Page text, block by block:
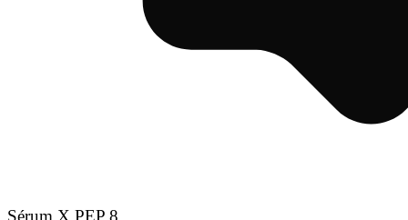
Sérum X PEP 8